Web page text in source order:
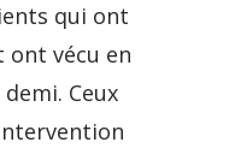
qui ont
vécu en
Ceux